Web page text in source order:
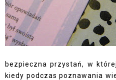
bezpieczna przystań, w
kiedy podczas poznawania